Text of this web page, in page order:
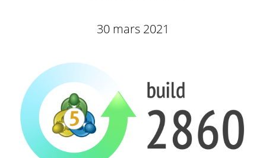
30 mars 2021